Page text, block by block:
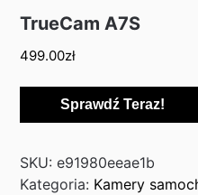
TrueCam A7S
499.00zł
Sprawdź Teraz!
SKU:e91980eeae1b
Kategoria: Kamery